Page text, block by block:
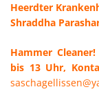
Heerdter
Shraddha
Hammer
bis 13 Uhr,